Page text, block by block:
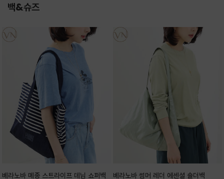
백&슈즈
베라노바 메종 스트라이프 데님 쇼퍼백 베라노바 썸머 레더 에센셜 숄더백